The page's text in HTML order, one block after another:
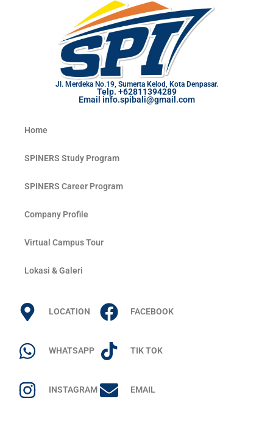
Jl. Merdeka No.19, Sumerta Kelod, Kota Denpasar.
Telp. +62811394289
Email info.spibali@gmail.com
Home
SPINERS Study Program
SPINERS Career Program
Company Profile
Virtual Campus Tour
Lokasi & Galeri
LOCATION
WHATSAPP
INSTAGRAM
FACEBOOK
TIK TOK
EMAIL